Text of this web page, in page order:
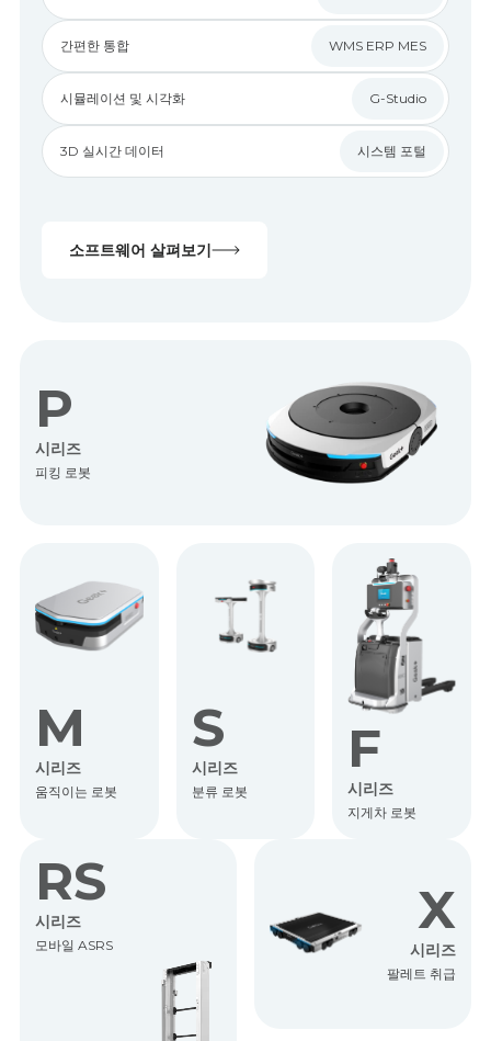
간편한 통합 WMS ERP MES
시뮬레이션 및 시각화 G-Studio
3D 실시간 데이터 시스템 포털
소프트웨어 살펴보기
P
시리즈
피킹 로봇
M
시리즈
움직이는 로봇
F
시리즈
지게차 로봇
S
시리즈
분류 로봇
RS
시리즈
모바일 ASRS
X
시리즈
팔레트 취급